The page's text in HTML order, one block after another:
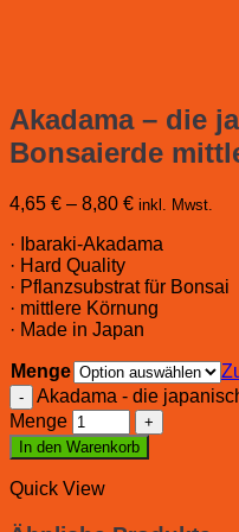
Akadama – die
Bonsaierde
4,65 € – 8,80 € inkl. Mwst.
· Ibaraki-Akadama
· Hard Quality
· Pflanzsubstrat für Bonsai
· mittlere Körnung
· Made in Japan
Menge
Akadama - die
Menge
In den Warenkorb
Quick View